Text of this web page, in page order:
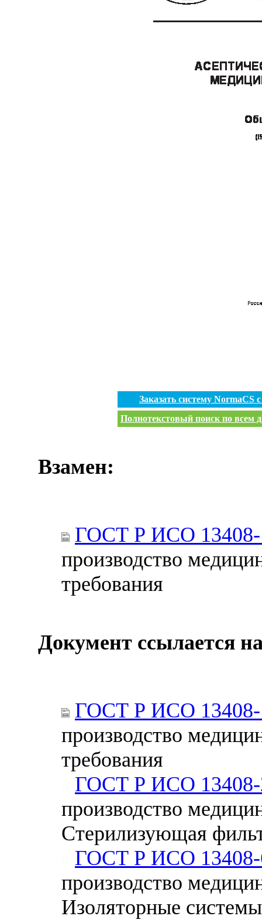
Заказать систему
Полнотекстовый поиск по всем
Взамен:
ГОСТ Р ИСО 13408-
производство
требования
Документ ссылается
ГОСТ Р ИСО 13408-
производство
требования
ГОСТ Р ИСО 13408-
производство
Стерилизующая
ГОСТ Р ИСО 13408-
производство
Изоляторные системы